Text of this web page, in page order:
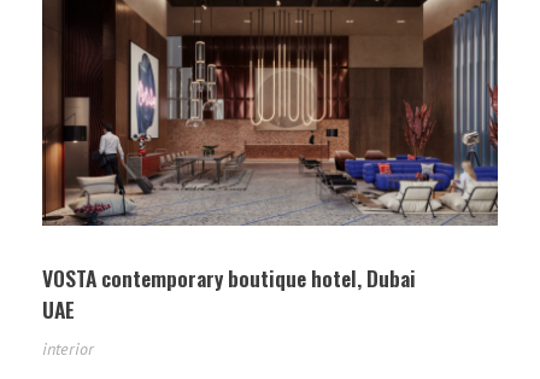
VOSTA contemporary boutique hotel, Dubai
UAE
interior